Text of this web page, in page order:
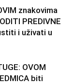
znakovima
PREDIVNE
i uživati u
OVOM
biti